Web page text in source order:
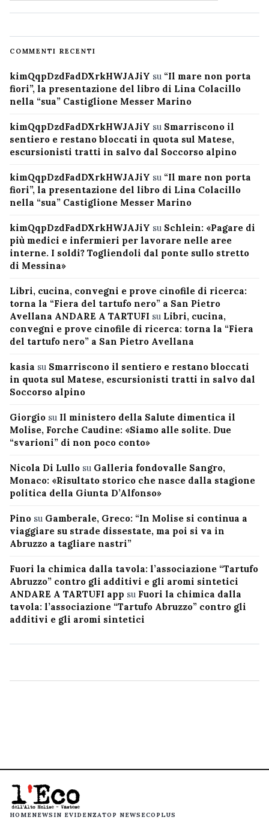
COMMENTI RECENTI
kimQqpDzdFadDXrkHWJAJiY su “Il mare non porta
fiori”, la presentazione del libro di Lina Colacillo
nella “sua” Castiglione Messer Marino
kimQqpDzdFadDXrkHWJAJiY su Smarriscono il
sentiero e restano bloccati in quota sul Matese,
escursionisti tratti in salvo dal Soccorso alpino
kimQqpDzdFadDXrkHWJAJiY su “Il mare non porta
fiori”, la presentazione del libro di Lina Colacillo
nella “sua” Castiglione Messer Marino
kimQqpDzdFadDXrkHWJAJiY su Schlein: «Pagare di
più medici e infermieri per lavorare nelle aree
interne. I soldi? Togliendoli dal ponte sullo stretto
di Messina»
Libri, cucina, convegni e prove cinofile di ricerca:
torna la “Fiera del tartufo nero” a San Pietro
Avellana ANDARE A TARTUFI su Libri, cucina,
convegni e prove cinofile di ricerca: torna la “Fiera
del tartufo nero” a San Pietro Avellana
kasia su Smarriscono il sentiero e restano bloccati
in quota sul Matese, escursionisti tratti in salvo dal
Soccorso alpino
Giorgio su Il ministero della Salute dimentica il
Molise, Forche Caudine: «Siamo alle solite. Due
“svarioni” di non poco conto»
Nicola Di Lullo su Galleria fondovalle Sangro,
Monaco: «Risultato storico che nasce dalla stagione
politica della Giunta D’Alfonso»
Pino su Gamberale, Greco: “In Molise si continua a
viaggiare su strade dissestate, ma poi si va in
Abruzzo a tagliare nastri”
Fuori la chimica dalla tavola: l’associazione “Tartufo
Abruzzo” contro gli additivi e gli aromi sintetici
ANDARE A TARTUFI app su Fuori la chimica dalla
tavola: l’associazione “Tartufo Abruzzo” contro gli
additivi e gli aromi sintetici
HOMENEWS IN EVIDENZATOP NEWS ECOPLUS